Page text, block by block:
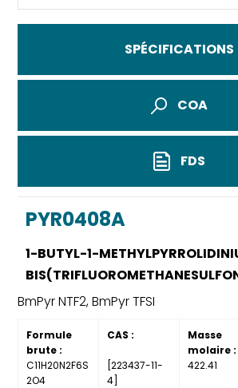
SPÉCIFICATIONS
COA
FDS
PYR0408A
1-BUTYL-1-
BmPyr NTF2, BmPyr TFSI
Formule
brute :
C11H20N2F6S
2O4
CAS :
[223437-11-
4]
Masse
molaire :
422.41